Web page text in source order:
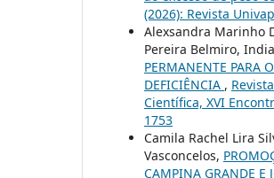
(2026): Revista Univap
Alexsandra Marinho
Pereira Belmiro,
PERMANENTE PARA
DEFICIÊNCIA ,
Científica, XVI
1753
Camila Rachel Lira
Vasconcelos,
CAMPINA GRANDE E